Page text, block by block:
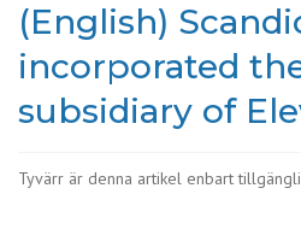
(English)
incorporated
subsidiary of
Tyvärr är denna artikel enbart